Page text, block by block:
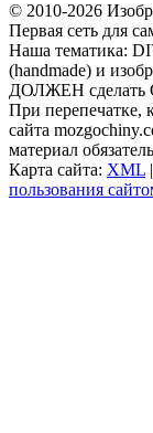
© 2010-2026
Первая сеть для
Наша тематика:
(handmade) и
ДОЛЖЕН
При перепечатке,
сайта
материал
Карта сайта: XML |
пользования